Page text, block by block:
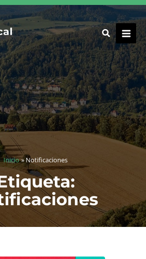
Inicio Notificaciones